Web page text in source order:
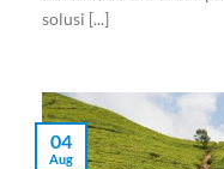
solusi [...]
04
Aug